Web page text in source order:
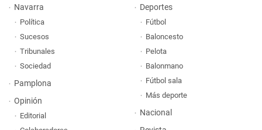
Navarra
Política
Sucesos
Tribunales
Sociedad
Pamplona
Opinión
Editorial
Deportes
Fútbol
Baloncesto
Pelota
Balonmano
Fútbol sala
Más deporte
Nacional